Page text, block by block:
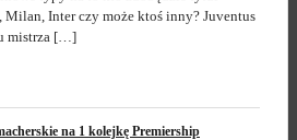
Milan, Inter czy może ktoś inny? Juventus
mistrza […]
na 1 kolejkę Premiership